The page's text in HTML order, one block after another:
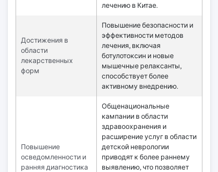
лечению в Китае.
Достижения в
области
лекарственных
форм
Повышение безопасности и
эффективности методов
лечения, включая
ботулотоксин и новые
мышечные релаксанты,
способствует более
активному внедрению.
Повышение
осведомленности и
ранняя диагностика
Общенациональные
кампании в области
здравоохранения и
расширение услуг в области
детской неврологии
приводят к более раннему
выявлению, что позволяет